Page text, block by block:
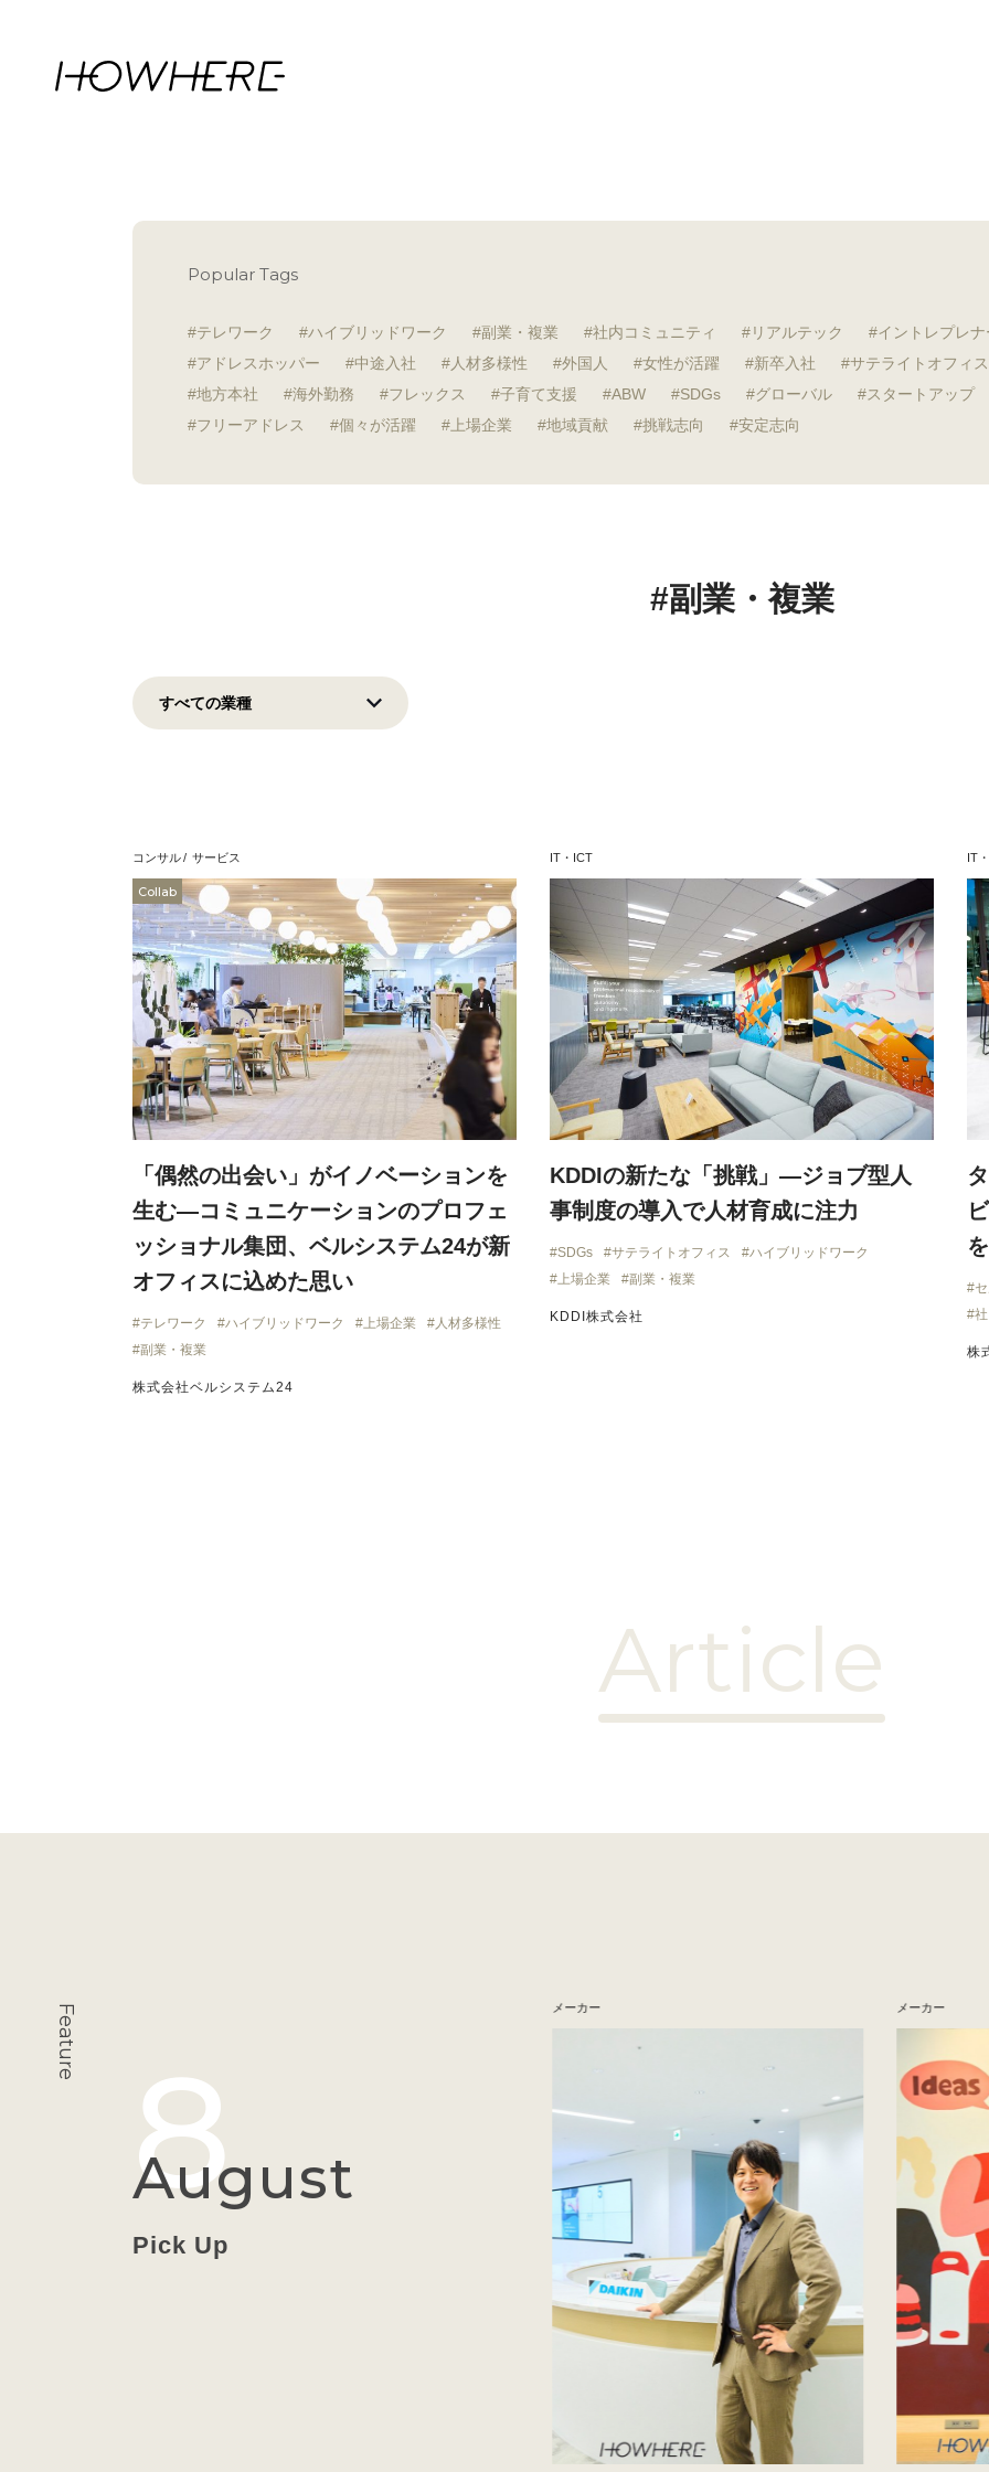
Popular Tags
テレワーク ハイブリッドワーク 副業・複業 社内コミュニティ リアルテック
イントレプレナ
アドレスホッパー
中途入社 人材多様性 外国人 女性が活躍 新卒入社
サテライトオフィス
地方本社
海外勤務 フレックス 子育て支援 ABW SDGs グローバル
スタートアップ
フリーアドレス
個々が活躍 上場企業 地域貢献 挑戦志向 安定志向
#副業・複業
コンサル サービス
Collab
「偶然の出会い」がイノベーションを
生む―コミュニケーションのプロフェ
ッショナル集団、ベルシステム24が新
オフィスに込めた思い
テレワーク ハイブリッドワーク 上場企業
人材多様性
副業・複業
株式会社ベルシステム24
IT・ICT
KDDIの新たな「挑戦」—ジョブ型人
事制度の導入で人材育成に注力
SDGs サテライトオフィス
ハイブリッドワーク
上場企業
副業・複業
KDDI株式会社
IT
株
Article
Feature 8
August
Pick Up
メーカー メーカー